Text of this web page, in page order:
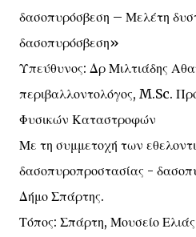
δασοπυρόσβεση – Μελέτη
δασοπυρόσβεση»
Υπεύθυνος: Δρ Μιλτιάδης
περιβαλλοντολόγος, M.Sc.
Φυσικών Καταστροφών
Με τη συμμετοχή των
δασοπυροπροστασίας -
Δήμο Σπάρτης.
Τόπος: Σπάρτη, Μουσείο